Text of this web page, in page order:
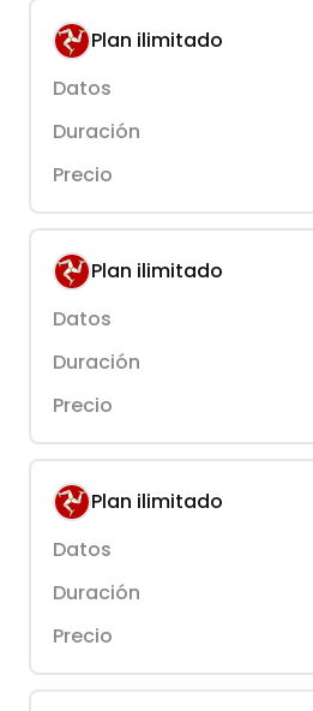
Plan ilimitado
Datos
Duración
Precio
Plan ilimitado
Datos
Duración
Precio
Plan ilimitado
Datos
Duración
Precio